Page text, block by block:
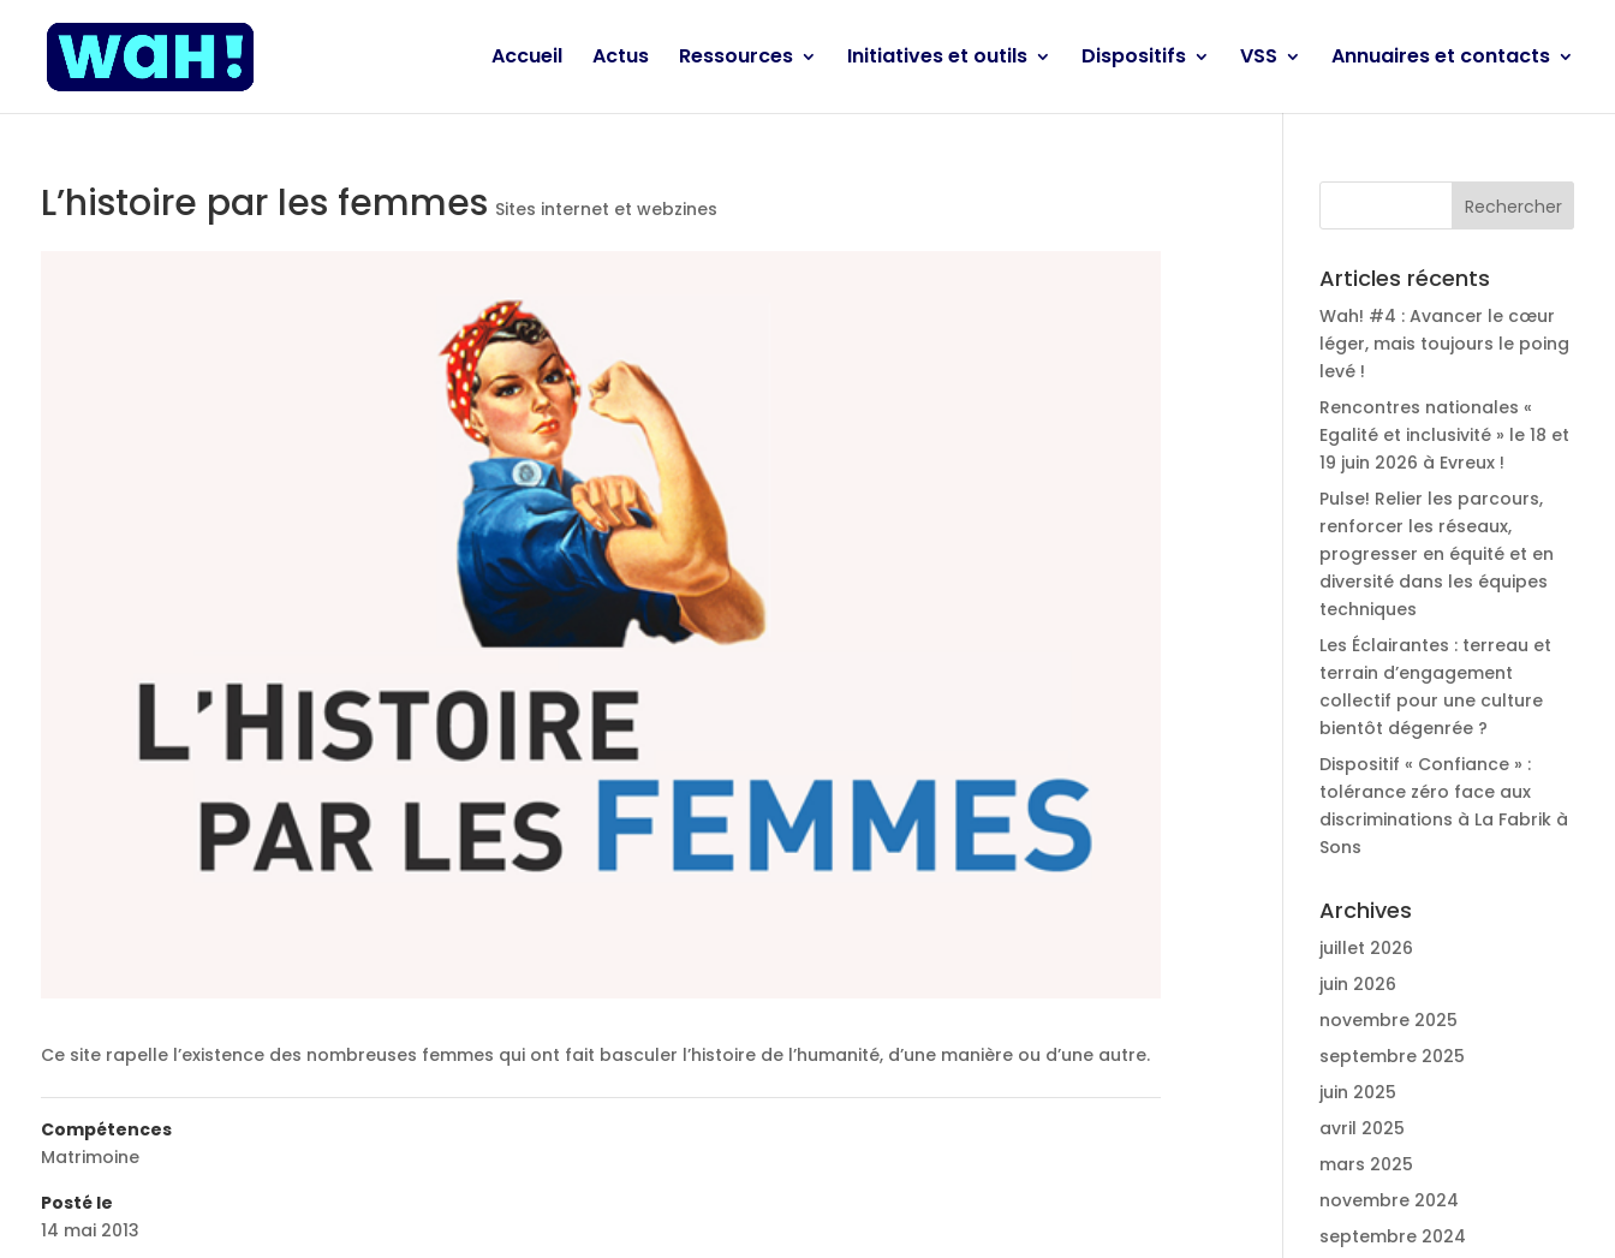
Accueil Actus Ressources Initiatives et outils Dispositifs VSS Annuaires et contacts
L’histoire par les femmes Sites internet et webzines
Ce site rapelle l’existence des nombreuses femmes qui ont fait basculer l’histoire de l’humanité, d’une manière ou d’une autre.
Compétences
Matrimoine
Posté le
14 mai 2013
Articles récents
Wah! #4 : Avancer le cœur
léger, mais toujours le poing
levé !
Rencontres nationales «
Egalité et inclusivité » le 18 et
19 juin 2026 à Evreux !
Pulse! Relier les parcours,
renforcer les réseaux,
progresser en équité et en
diversité dans les équipes
techniques
Les Éclairantes : terreau et
terrain d’engagement
collectif pour une culture
bientôt dégenrée ?
Dispositif « Confiance » :
tolérance zéro face aux
discriminations à La Fabrik à
Sons
Archives
juillet 2026
juin 2026
novembre 2025
septembre 2025
juin 2025
avril 2025
mars 2025
novembre 2024
septembre 2024